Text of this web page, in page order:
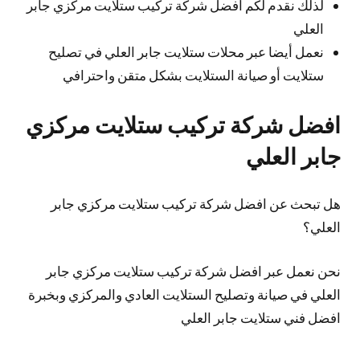
لذلك نقدم لكم افضل شركة تركيب ستلايت مركزي جابر
العلي
نعمل أيضا عبر محلات ستلايت جابر العلي في تصليح
ستلايت أو صيانة الستلايت بشكل متقن واحترافي
افضل شركة تركيب ستلايت مركزي
جابر العلي
هل تبحث عن افضل شركة تركيب ستلايت مركزي جابر
العلي؟
نحن نعمل عبر افضل شركة تركيب ستلايت مركزي جابر
العلي في صيانة وتصليح الستلايت العادي والمركزي وبخبرة
افضل فني ستلايت جابر العلي